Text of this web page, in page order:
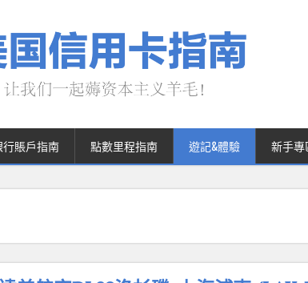
行賬戶指南 點數里程指南 遊記&體驗 新手專